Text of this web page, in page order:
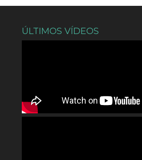
ÚLTIMOS VÍDEOS